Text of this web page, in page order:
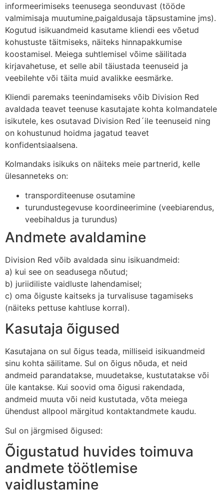
informeerimiseks teenusega seonduvast (tööde
valmimisaja muutumine,paigaldusaja täpsustamine jms).
Kogutud isikuandmeid kasutame kliendi ees võetud
kohustuste täitmiseks, näiteks hinnapakkumise
koostamisel. Meiega suhtlemisel võime säilitada
kirjavahetuse, et selle abil täiustada teenuseid ja
veebilehte või täita muid avalikke eesmärke.
Kliendi paremaks teenindamiseks võib Division Red
avaldada teavet teenuse kasutajate kohta kolmandatele
isikutele, kes osutavad Division Red´ile teenuseid ning
on kohustunud hoidma jagatud teavet
konfidentsiaalsena.
Kolmandaks isikuks on näiteks meie partnerid, kelle
ülesanneteks on:
transporditeenuse osutamine
turundustegevuse koordineerimine (veebiarendus,
veebihaldus ja turundus)
Andmete avaldamine
Division Red võib avaldada sinu isikuandmeid:
a) kui see on seadusega nõutud;
b) juriidiliste vaidluste lahendamisel;
c) oma õiguste kaitseks ja turvalisuse tagamiseks
(näiteks pettuse kahtluse korral).
Kasutaja õigused
Kasutajana on sul õigus teada, milliseid isikuandmeid
sinu kohta säilitame. Sul on õigus nõuda, et neid
andmeid parandatakse, muudetakse, kustutatakse või
üle kantakse. Kui soovid oma õigusi rakendada,
andmeid muuta või neid kustutada, võta meiega
ühendust allpool märgitud kontaktandmete kaudu.
Sul on järgmised õigused:
Õigustatud huvides toimuva
andmete töötlemise
vaidlustamine